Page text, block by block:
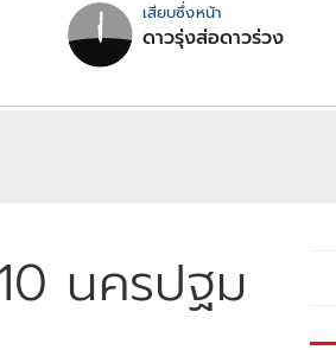
เสียบซึ่งหน้า
ดาวรุ่งส่อดาวร่วง
นครปฐม